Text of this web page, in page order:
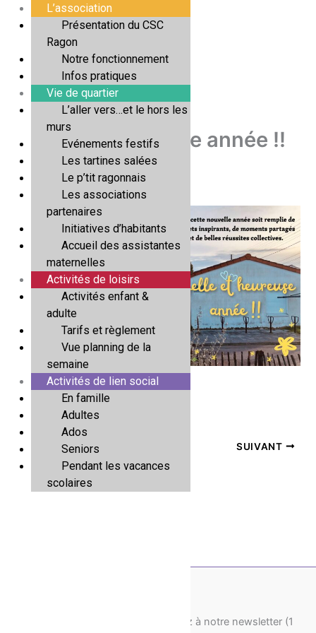
Belle et heureuse année !!
PRÉCÉDENT SUIVANT
Pour recevoir nos actus, souscrivez à notre newsletter (1
L’association
Présentation du CSC
Ragon
Notre fonctionnement
Infos pratiques
Vie de quartier
L’aller vers…et le hors les
murs
Evénements festifs
Les tartines salées
Le p’tit ragonnais
Les associations
partenaires
Initiatives d’habitants
Accueil des assistantes
maternelles
Activités de loisirs
Activités enfant &
adulte
Tarifs et règlement
Vue planning de la
semaine
Activités de lien social
En famille
Adultes
Ados
Seniors
Pendant les vacances
scolaires